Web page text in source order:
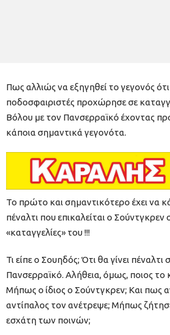
Πως αλλιώς να εξηγηθεί το γεγονός
ποδοσφαιριστές προχώρησε σε
Βόλου με τον Πανσερραϊκό έχοντας
κάποια σημαντικά γεγονότα.
Το πρώτο και σημαντικότερο έχει να
πέναλτι που επικαλείται ο Σούντγκρεν
«καταγγελίες» του !!!
Τι είπε ο Σουηδός; Ότι θα γίνει
Πανσερραϊκό. Αλήθεια, όμως, ποιος το
Μήπως ο ίδιος ο Σούντγκρεν; Και πως
αντίπαλος τον ανέτρεψε; Μήπως
εσχάτη των ποινών;